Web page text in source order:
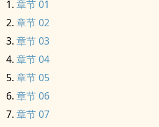
章节 01
章节 02
章节 03
章节 04
章节 05
章节 06
章节 07